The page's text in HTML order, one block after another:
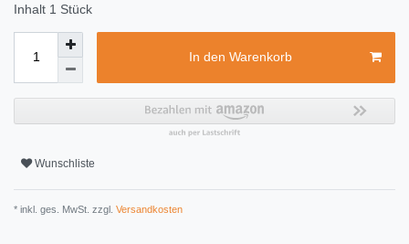
Inhalt 1 Stück
In den Warenkorb
Wunschliste
* inkl. ges. MwSt. zzgl. Versandkosten